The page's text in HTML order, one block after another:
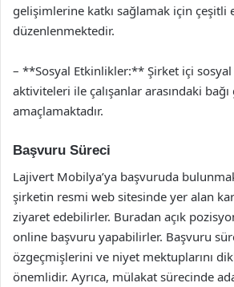
gelişimlerine katkı sağlamak için çeşitli
düzenlenmektedir.
– **Sosyal Etkinlikler:** Şirket içi
aktiviteleri ile çalışanlar arasındaki
amaçlamaktadır.
Başvuru Süreci
Lajivert Mobilya’ya başvuruda
şirketin resmi web sitesinde yer alan
ziyaret edebilirler. Buradan açık
online başvuru yapabilirler. Başvuru
özgeçmişlerini ve niyet mektuplarını
önemlidir. Ayrıca, mülakat sürecinde